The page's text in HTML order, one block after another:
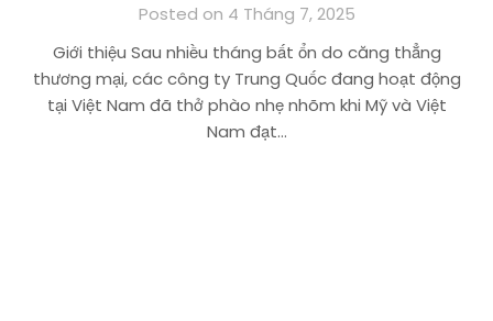
Posted on 4 Tháng 7, 2025
Giới thiệu Sau nhiều tháng bất ổn do căng thẳng
thương mại, các công ty Trung Quốc đang hoạt động
tại Việt Nam đã thở phào nhẹ nhõm khi Mỹ và Việt
Nam đạt…